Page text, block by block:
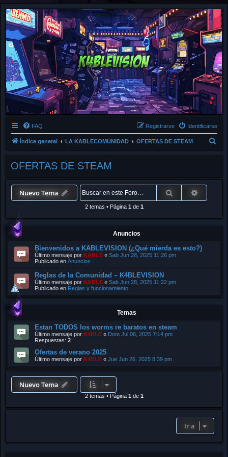
FAQ Identificarse
Registrarse
Índice general LA KABLECOMUNIDAD OFERTAS DE STEAM
OFERTAS DE STEAM
Nuevo Tema Buscar
2 temas • Página 1 de 1
Anuncios
Bienvenidos a KABLEVISION (¿Qué mierda es esto?)
Último mensaje por KABLE « Sab Jun 28, 2025 11:26 pm
Publicado en Anuncios
Reglas de la Comunidad – K4BLEVISION
Último mensaje por KABLE « Sab Jun 28, 2025 11:22 pm
Publicado en Reglas y funcionamiento
Temas
Estan TODOS los worms re baratos en steam
Último mensaje por K4BLE « Dom Jul 06, 2025 7:14 pm
Respuestas: 2
Ofertas de verano 2025
Último mensaje por K4BLE « Jue Jun 26, 2025 8:39 pm
Nuevo Tema
2 temas • Página 1 de 1
Ir a